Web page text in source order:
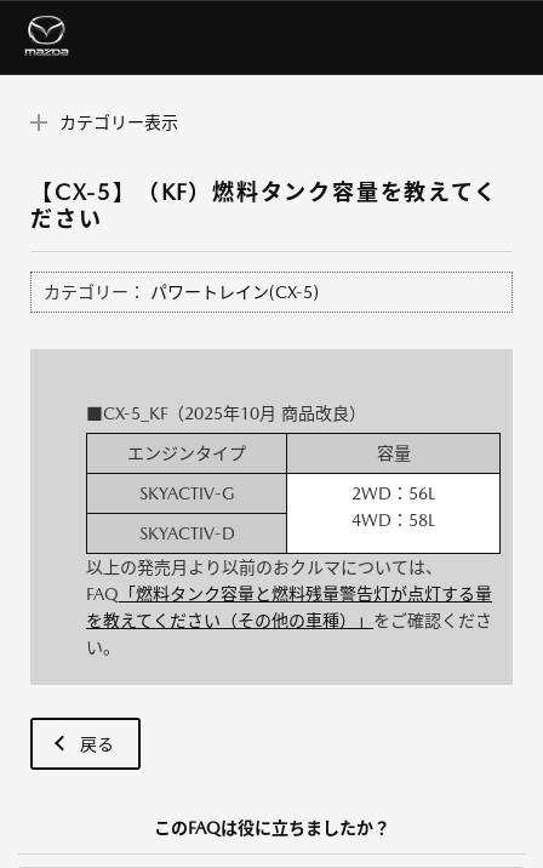
カテゴリー表示
【CX-5】（KF）燃料タンク容量を教えてく
ださい
カテゴリー： パワートレイン(CX-5)
■CX-5_KF（2025年10月 商品改良）
エンジンタイプ 容量
SKYACTIV-G
2WD：56L
4WD：58L
SKYACTIV-D
以上の発売月より以前のおクルマについては、
FAQ 「燃料タンク容量と燃料残量警告灯が点灯する量
を教えてください（その他の車種）」 をご確認くださ
い。
戻る
このFAQは役に立ちましたか？